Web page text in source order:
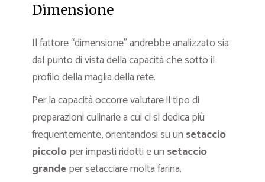
Dimensione
Il fattore “dimensione” andrebbe analizzato sia
dal punto di vista della capacità che sotto il
profilo della maglia della rete.
Per la capacità occorre valutare il tipo di
preparazioni culinarie a cui ci si dedica più
frequentemente, orientandosi su un setaccio
piccoloper impasti ridotti e un setaccio
grande per setacciare molta farina.